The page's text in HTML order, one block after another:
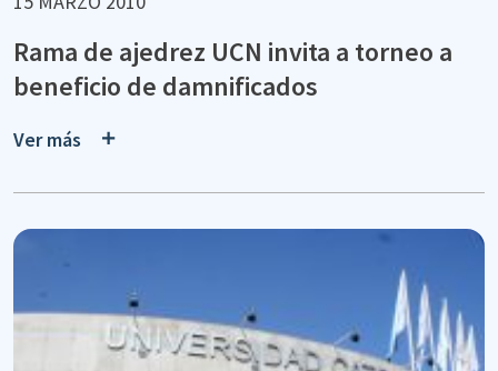
Rama de ajedrez UCN invita a torneo a
beneficio de damnificados
Ver más